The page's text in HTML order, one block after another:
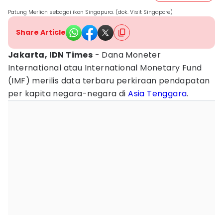
Patung Merlion sebagai ikon Singapura. (dok. Visit Singapore)
Share Article
Jakarta, IDN Times - Dana Moneter
International atau International Monetary Fund
(IMF) merilis data terbaru perkiraan pendapatan
per kapita negara-negara diAsia Tenggara.